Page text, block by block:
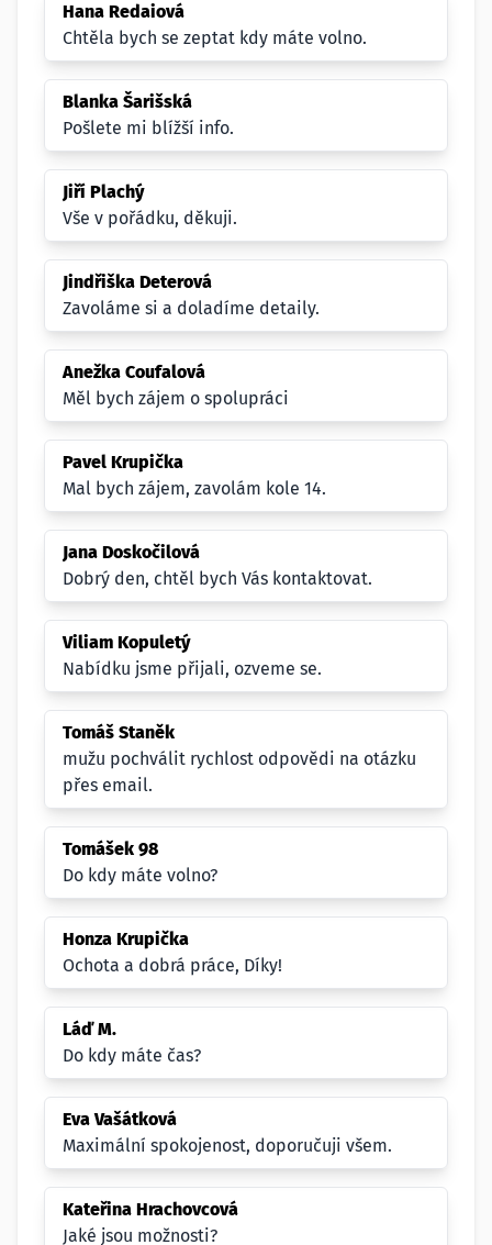
Hana Redaiová
Chtěla bych se zeptat kdy máte volno.
Blanka Šarišská
Pošlete mi blížší info.
Jiří Plachý
Vše v pořádku, děkuji.
Jindřiška Deterová
Zavoláme si a doladíme detaily.
Anežka Coufalová
Měl bych zájem o spolupráci
Pavel Krupička
Mal bych zájem, zavolám kole 14.
Jana Doskočilová
Dobrý den, chtěl bych Vás kontaktovat.
Viliam Kopuletý
Nabídku jsme přijali, ozveme se.
Tomáš Staněk
mužu pochválit rychlost odpovědi na otázku
přes email.
Tomášek 98
Do kdy máte volno?
Honza Krupička
Ochota a dobrá práce, Díky!
Láď M.
Do kdy máte čas?
Eva Vašátková
Maximální spokojenost, doporučuji všem.
Kateřina Hrachovcová
Jaké jsou možnosti?